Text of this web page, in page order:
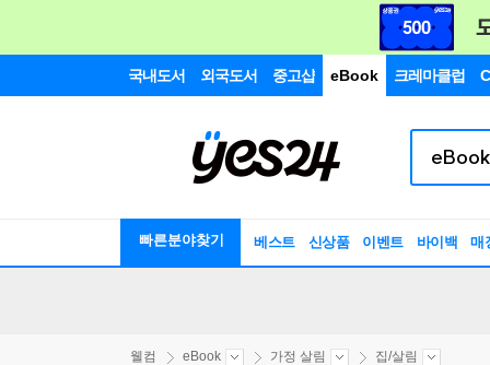
국내도서 외국도서 중고샵 eBook 크레마클럽
빠른분야찾기 베스트 신상품 이벤트 바이백 매
웰컴 eBook 가정 살림 집/살림